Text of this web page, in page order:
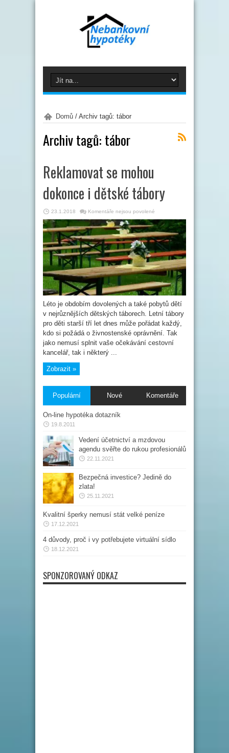
Domů / Archiv tagů: tábor
Archiv tagů: tábor
Reklamovat se mohou
dokonce i dětské tábory
23.1.2018 Komentáře nejsou povolené
názvem
Reklamovat
se
mohou
dokonce
i
dětské
tábory
Léto je obdobím dovolených a také pobytů dětí
v nejrůznějších dětských táborech. Letní tábory
pro děti starší tří let dnes může pořádat každý,
kdo si požádá o živnostenské oprávnění. Tak
jako nemusí splnit vaše očekávání cestovní
kancelář, tak i některý ...
Zobrazit »
Populární Nové Komentáře
On-line hypotéka dotazník
19.8.2011
Vedení účetnictví a mzdovou
agendu svěřte do rukou profesionálů
22.11.2021
Bezpečná investice? Jedině do
zlata!
25.11.2021
Kvalitní šperky nemusí stát velké peníze
17.12.2021
4 důvody, proč i vy potřebujete virtuální sídlo
18.12.2021
SPONZOROVANÝ ODKAZ